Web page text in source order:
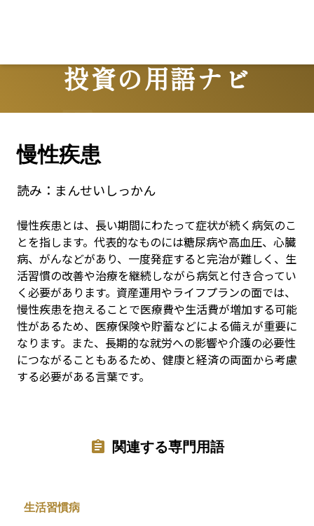
投資の用語ナビ
Terms
慢性疾患
読み： まんせいしっかん
慢性疾患とは、長い期間にわたって症状が続く病気のこ
とを指します。代表的なものには糖尿病や高血圧、心臓
病、がんなどがあり、一度発症すると完治が難しく、生
活習慣の改善や治療を継続しながら病気と付き合ってい
く必要があります。資産運用やライフプランの面では、
慢性疾患を抱えることで医療費や生活費が増加する可能
性があるため、医療保険や貯蓄などによる備えが重要に
なります。また、長期的な就労への影響や介護の必要性
につながることもあるため、健康と経済の両面から考慮
する必要がある言葉です。
関連する専門用語
生活習慣病